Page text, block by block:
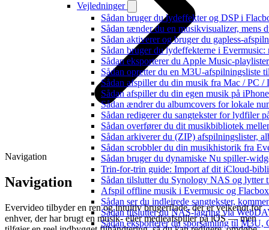
Vejledninger
Sådan bruger du lydeffekter og DSP i
Sådan tænder du en musikvisualizer, mens
Sådan aktiverer og bruger du gapless-
Sådan bruger du lydeffekterne i
Sådan eksporterer du Apple Music-
Sådan opretter du en M3U-
Sådan afspiller du din musik fra Mac / PC
Sådan afspiller du din egen musik på
Sådan ændrer du albumcovers for lokale
Sådan redigerer du sangtekster for lydfiler
Sådan overfører du dit musikbibliotek
Sådan arkiverer du (ZIP) afspilningslister,
Sådan scrobbler du din musikhistorik fra
Sådan bruger du dynamiske Nu spiller-
Trin-for-trin guide: Import af dit iCloud-
Sådan tilslutter du Synology NAS og lytter
Afspil offline musik i Evermusic og
Sådan ser du indlejrede sangtekster,
Sådan tilslutter du NAS-lagring via
Sådan eksporterer du sporsamling til
Navigation
Navigation
Evervideo tilbyder en ren og intuitiv brugerflade, der er velkendt for
enhver, der har brugt en musik- eller medieafspiller på iOS — men